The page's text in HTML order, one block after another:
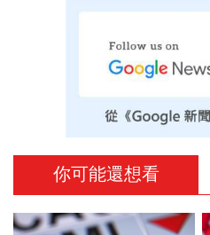
你可能還想看